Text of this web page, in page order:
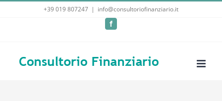
+39 019 807247 | info@consultoriofinanziario.it
Facebook